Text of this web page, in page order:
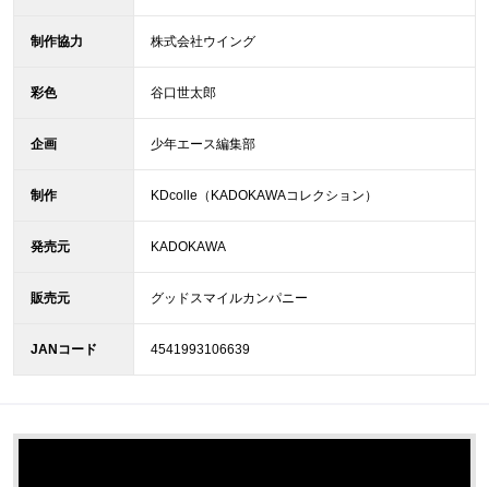
制作協力 株式会社ウイング
彩色 谷口世太郎
企画 少年エース編集部
制作 KDcolle（KADOKAWAコレクション）
発売元 KADOKAWA
販売元 グッドスマイルカンパニー
JANコード 4541993106639